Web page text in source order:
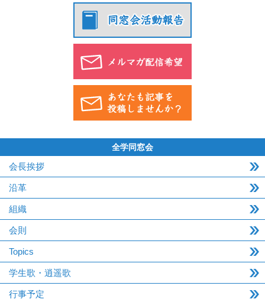
全学同窓会
会長挨拶
沿革
組織
会則
Topics
学生歌・逍遥歌
行事予定